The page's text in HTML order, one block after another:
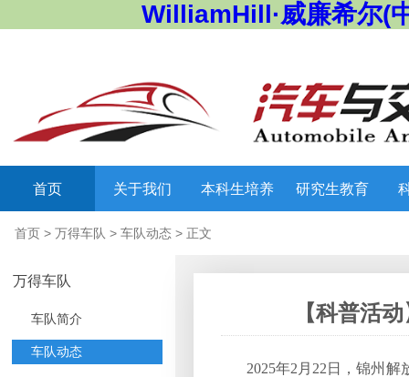
WilliamHill·威廉希尔(
首页 关于我们 本科生培养 研究生教育
首页 > 万得车队 > 车队动态 > 正文
万得车队
车队简介
车队动态
【科普活
2025年2月22日，锦州